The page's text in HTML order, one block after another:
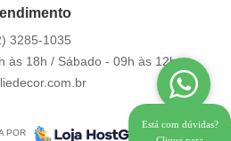
3285-1035
às 18h / Sábado - 09h às 12h.
POR
Está com dúvidas?